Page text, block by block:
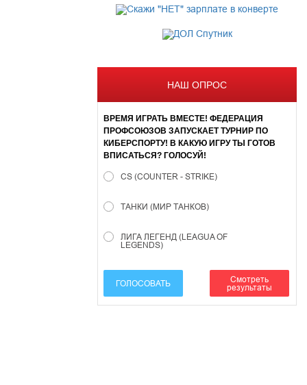
НАШ ОПРОС
ВРЕМЯ ИГРАТЬ ВМЕСТЕ! ФЕДЕРАЦИЯ
ПРОФСОЮЗОВ ЗАПУСКАЕТ ТУРНИР ПО
КИБЕРСПОРТУ! В КАКУЮ ИГРУ ТЫ ГОТОВ
ВПИСАТЬСЯ? ГОЛОСУЙ!
CS (COUNTER - STRIKE)
ТАНКИ (МИР ТАНКОВ)
ЛИГА ЛЕГЕНД (LEAGUA OF
LEGENDS)
ГОЛОСОВАТЬ
Смотреть
результаты